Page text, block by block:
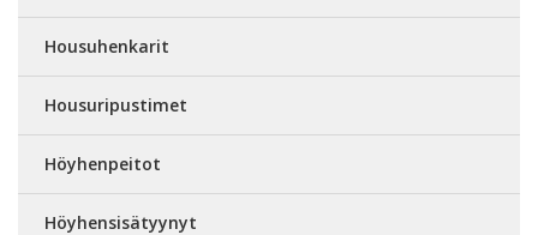
Housuhenkarit
Housuripustimet
Höyhenpeitot
Höyhensisätyynyt